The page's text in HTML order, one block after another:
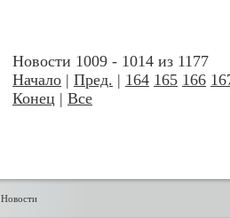
Новости 1009 - 1014 из 1177
Начало | Пред. | 164 165 166
Конец | Все
Новости